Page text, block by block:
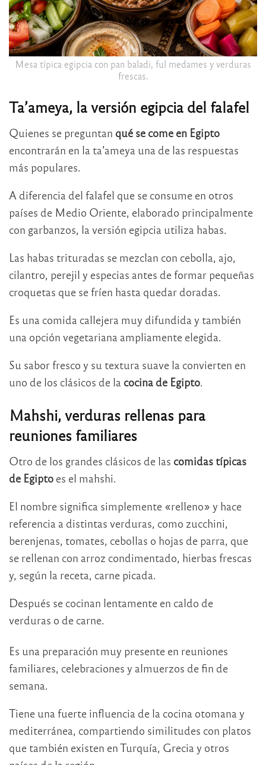
Mesa típica egipcia con pan baladi, ful medames y verduras
frescas.
Ta’ameya, la versión egipcia del falafel
Quienes se preguntan qué se come en Egipto
encontrarán en la ta’ameya una de las respuestas
más populares.
A diferencia del falafel que se consume en otros
países de Medio Oriente, elaborado principalmente
con garbanzos, la versión egipcia utiliza habas.
Las habas trituradas se mezclan con cebolla, ajo,
cilantro, perejil y especias antes de formar pequeñas
croquetas que se fríen hasta quedar doradas.
Es una comida callejera muy difundida y también
una opción vegetariana ampliamente elegida.
Su sabor fresco y su textura suave la convierten en
uno de los clásicos de la cocina de Egipto.
Mahshi, verduras rellenas para
reuniones familiares
Otro de los grandes clásicos de las comidas típicas
de Egipto es el mahshi.
El nombre significa simplemente «relleno» y hace
referencia a distintas verduras, como zucchini,
berenjenas, tomates, cebollas o hojas de parra, que
se rellenan con arroz condimentado, hierbas frescas
y, según la receta, carne picada.
Después se cocinan lentamente en caldo de
verduras o de carne.
Es una preparación muy presente en reuniones
familiares, celebraciones y almuerzos de fin de
semana.
Tiene una fuerte influencia de la cocina otomana y
mediterránea, compartiendo similitudes con platos
que también existen en Turquía, Grecia y otros